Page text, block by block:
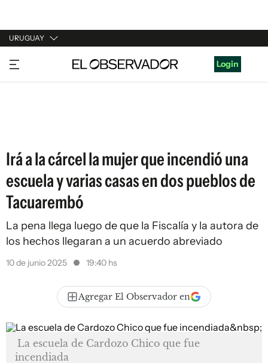
URUGUAY
URUGUAY
ARGENTINA
Login
Irá a la cárcel la mujer que incendió una
escuela y varias casas en dos pueblos de
Tacuarembó
La pena llega luego de que la Fiscalía y la autora de
los hechos llegaran a un acuerdo abreviado
10 de junio 2025 19:40 hs
Agregar El Observador en
La escuela de Cardozo Chico que fue
incendiada